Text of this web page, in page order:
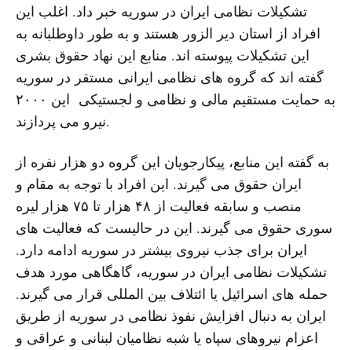
تشکیلات نظامی ایران در سوریه خبر داد. اغلب این
افراد از استان دیر الزور هستند و به طور داوطلبانه به
این تشکیلات پیوسته اند. منابع این نهاد حقوق بشری
گفته اند که گروه های نظامی ایرانی مستقر در سوریه
به حمایت مستقیم مالی و نظامی و لجستیکی این ۲۰۰۰
نیرو می پردازند.
به گفته این منابع، پیکارجویان این گروه دو هزار نفره از
ایران حقوق می گیرند. این افراد با توجه به مقام و
منصب و سابقه فعالیت از ۴۸ هزار تا ۷۵ هزار لیره
سوری حقوق می گیرند. این در حالیست که فعالیت های
ایران برای جذب نیروی بیشتر در سوریه ادامه دارد.
تشکیلات نظامی ایران در سوریه، گاهگاهی مورد هدف
حمله های اسرائیل یا ائتلاف بین المللی قرار می گیرند.
ایران به دنبال افزایش نفوذ نظامی در سوریه از طریق
اعزام نیروهای سپاه یا شبه نظامیان لبنانی و عراقی و